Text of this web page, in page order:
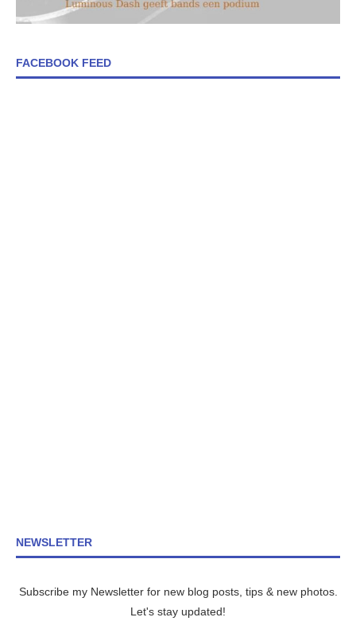
FACEBOOK FEED
NEWSLETTER
Subscribe my Newsletter for new blog posts, tips & new photos.
Let's stay updated!